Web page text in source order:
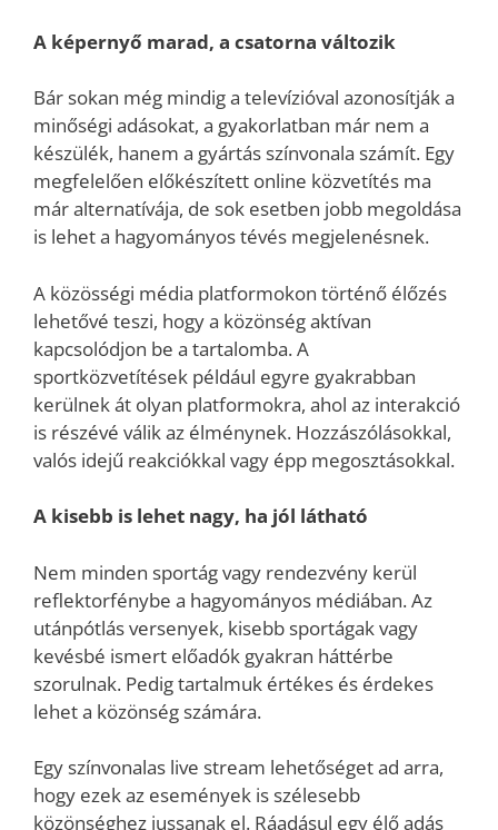
A képernyő marad, a csatorna változik
Bár sokan még mindig a televízióval azonosítják a
minőségi adásokat, a gyakorlatban már nem a
készülék, hanem a gyártás színvonala számít. Egy
megfelelően előkészített online közvetítés ma
már alternatívája, de sok esetben jobb megoldása
is lehet a hagyományos tévés megjelenésnek.
A közösségi média platformokon történő élőzés
lehetővé teszi, hogy a közönség aktívan
kapcsolódjon be a tartalomba. A
sportközvetítések például egyre gyakrabban
kerülnek át olyan platformokra, ahol az interakció
is részévé válik az élménynek. Hozzászólásokkal,
valós idejű reakciókkal vagy épp megosztásokkal.
A kisebb is lehet nagy, ha jól látható
Nem minden sportág vagy rendezvény kerül
reflektorfénybe a hagyományos médiában. Az
utánpótlás versenyek, kisebb sportágak vagy
kevésbé ismert előadók gyakran háttérbe
szorulnak. Pedig tartalmuk értékes és érdekes
lehet a közönség számára.
Egy színvonalas live stream lehetőséget ad arra,
hogy ezek az események is szélesebb
közönséghez jussanak el. Ráadásul egy élő adás